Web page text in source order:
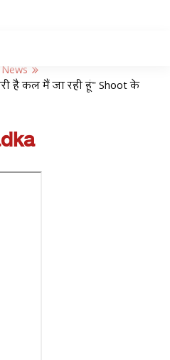
है कल मैं जा रही हूं" Shoot के